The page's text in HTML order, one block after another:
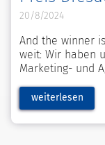
20/8/2024
And the winner
weit: Wir haben
Marketing- und
weiterlesen